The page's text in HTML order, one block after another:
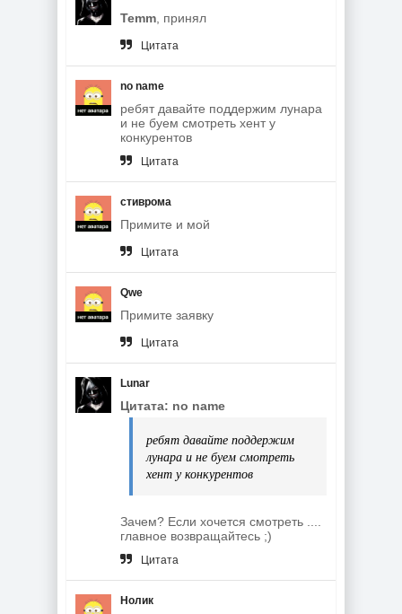
Temm , принял
Цитата
no name
ребят давайте поддержим лунара
и не буем смотреть хент у
конкурентов
Цитата
стиврома
Примите и мой
Цитата
Qwe
Примите заявку
Цитата
Lunar
Цитата: no name
ребят давайте поддержим
лунара и не буем смотреть
хент у конкурентов
Зачем? Если хочется смотреть ....
главное возвращайтесь ;)
Цитата
Нолик